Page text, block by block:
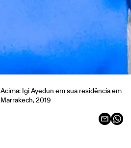
Acima: Igi Ayedun em sua residência em
Marrakech, 2019